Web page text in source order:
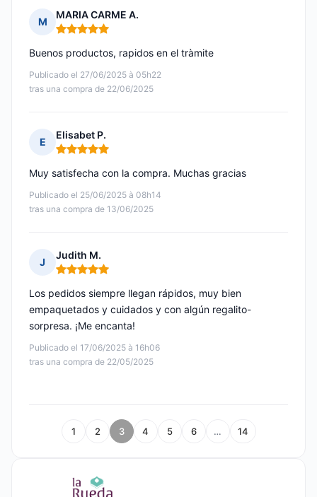
M
MARIA CARME A.
Nota: 5 de 5
Publicado el 27/06/2025 à 05h22
tras una compra de 22/06/2025
Buenos productos, rapidos en el tràmite
E
Elisabet P.
Nota: 5 de 5
Publicado el 25/06/2025 à 08h14
tras una compra de 13/06/2025
Muy satisfecha con la compra. Muchas gracias
J
Judith M.
Nota: 5 de 5
Publicado el 17/06/2025 à 16h06
tras una compra de 22/05/2025
Los pedidos siempre llegan rápidos, muy bien
empaquetados y cuidados y con algún regalito-
sorpresa. ¡Me encanta!
1 2 3 4 5 6 … 14